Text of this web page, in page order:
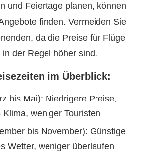
und Feiertage planen, können
finden. Vermeiden Sie
da die Preise für Flüge
der Regel höher sind.
im Überblick:
bis Mai): Niedrigere Preise,
Klima, weniger Touristen
bis November): Günstige
Wetter, weniger überlaufen